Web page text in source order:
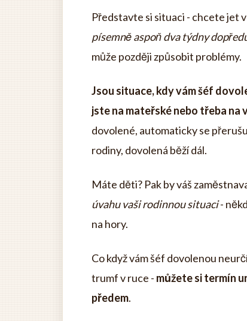
Představte si situaci - chcete jet
písemně aspoň dva týdny
může později způsobit problémy.
Jsou situace, kdy vám šéf
jste na mateřské nebo třeba na
dovolené, automaticky se
rodiny, dovolená běží dál.
Máte děti? Pak by váš
úvahu vaši rodinnou situaci-
na hory.
Co když vám šéf dovolenou
trumf v ruce - můžete si termín
předem.